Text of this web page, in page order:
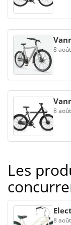
8
8
Les
8